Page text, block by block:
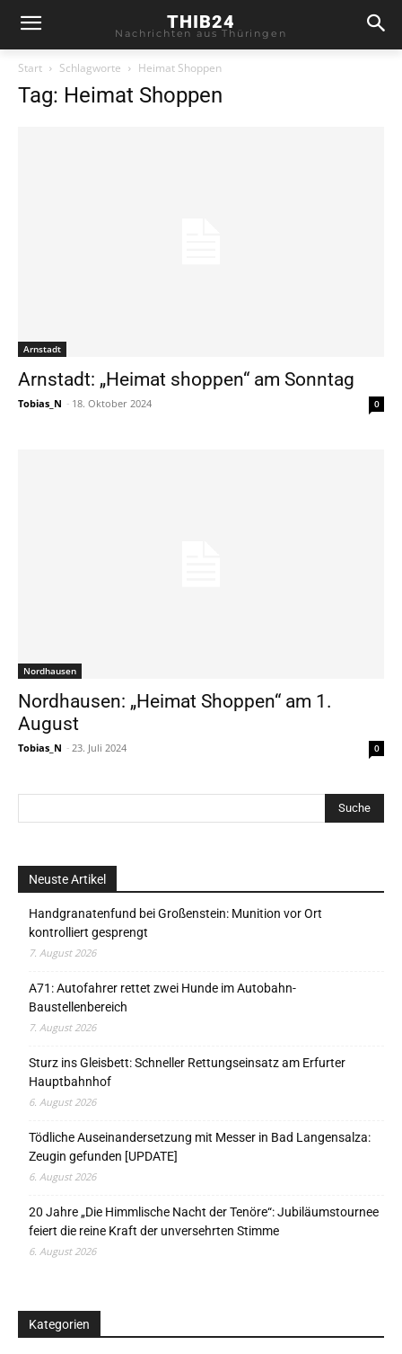
THIB24
Nachrichten aus Thüringen
Start Schlagworte Heimat Shoppen
Tag: Heimat Shoppen
Arnstadt
Arnstadt: „Heimat shoppen“ am Sonntag
Tobias_N - 18. Oktober 2024 0
Nordhausen
Nordhausen: „Heimat Shoppen“ am 1.
August
Tobias_N - 23. Juli 2024 0
Neuste Artikel
Handgranatenfund bei Großenstein: Munition vor Ort
kontrolliert gesprengt
7. August 2026
A71: Autofahrer rettet zwei Hunde im Autobahn-
Baustellenbereich
7. August 2026
Sturz ins Gleisbett: Schneller Rettungseinsatz am Erfurter
Hauptbahnhof
6. August 2026
Tödliche Auseinandersetzung mit Messer in Bad Langensalza:
Zeugin gefunden [UPDATE]
6. August 2026
20 Jahre „Die Himmlische Nacht der Tenöre“: Jubiläumstournee
feiert die reine Kraft der unversehrten Stimme
6. August 2026
Kategorien